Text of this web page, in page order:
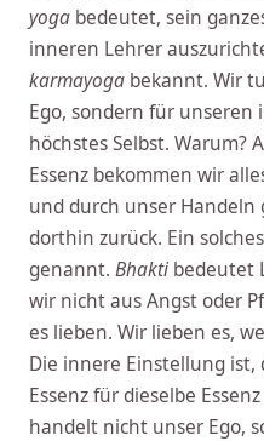
yoga bedeutet, sein
inneren Lehrer
karmayoga bekannt. Wir
Ego, sondern für unseren
höchstes Selbst. Warum?
Essenz bekommen wir
und durch unser Handeln
dorthin zurück. Ein
genannt. Bhakti bedeutet
wir nicht aus Angst oder
es lieben. Wir lieben es,
Die innere Einstellung ist,
Essenz für dieselbe
handelt nicht unser Ego,